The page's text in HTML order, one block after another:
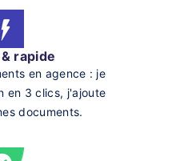
rapide
en agence : je
en 3 clics, j'ajoute
documents.